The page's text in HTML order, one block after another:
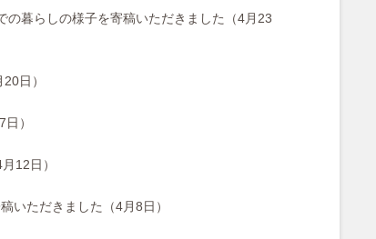
暮らしの様子を寄稿いただきました（4月23
日）
）
12日）
ただきました（4月8日）